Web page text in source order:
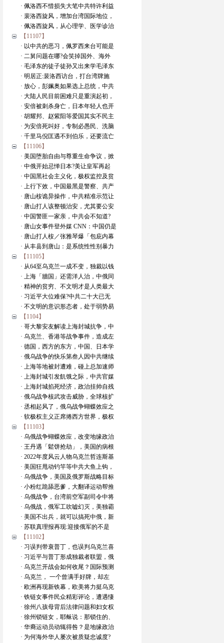
· 佩洛西不惜损失大笔中共特许利益
· 裴洛西旋风，增加台湾国际地位，
· 佩洛西旋风，从心理学、医学诊治
【11107】
· 以中共的恶习，佩罗西来台可能是
· 二舅问题在哪?会笑掉国外、海外
· 毛泽东的徒子徒孙又出来学毛泽东
· 明居正:裴洛西访台，打台湾牌施
· 放心，彭姵奥如果选上总统，中共
· 大陆人民目前困难只是重演起初，
· 安倍被刺杀身亡，日本年轻人也开
· 胡耀邦、赵紫阳等爱国其实不民主
· 为安倍死叫好，专制必愚民、洗脑
· 千里马倪匡遇不到伯乐，还要流亡
【11106】
· 美国堕胎自由与尊重生命争议，掀
· 中俄开始忌惮日本?美让皇军再起
· 中国黑社会主义化，极权监控及贫
· 上行下效，中国最黑是警察、共产
· 唐山桉诡异操作，中共精准示范让
· 唐山打人该整顿治安，尤其要公安
· 中国警匪一家亲，中共会不知道?
· 唐山女事件登外媒 CNN：中国仍是
· 唐山打人桉／张雅琴爆「包庇内幕
· 从丰县到唐山：是系统性性别暴力
【11105】
· 从64至乌克兰一成不变，独裁以钱
· 上海「牆国」还需洋人治，中俄同
· 精神的贫穷、不文明才是人类最大
· 习近平大位难保?中共二十大已无
· 不文明的意识形态者，处于弱势易
【1104】
· 哥大黎安友解读上海封城抗争，中
· 乌克兰、香港等战争事件，造成左
· 德国，西方的东方，中国、日本学
· 俄乌战争的快乐第叁人因中共继续
· 上海等地被封遭难，碰上总加速师
· 上海封城引发飢饿之际，中共官媒
· 上海封城掐死经济，政治挂帅自残
· 俄乌战争核武攻击威胁，全球核扩
· 丞相起风了，俄乌战争蝴蝶效应之
· 软极权主义正席捲西方世界，极权
【11103】
· 乌俄战争蝴蝶效应，改变地缘政治
· 王丹遇「鬆饼抢劫」，美国的病根
· 2022年度风云人物乌克兰哲连斯基
· 美国狂甩动钓竿等中共大鱼上钩，
· 乌俄战争，美国及俄罗斯战略目标
· 小粉红跪舔恶爹，大翻译运动帮推
· 乌俄战争，台湾前空军副司令中将
· 乌俄战，俄军工吹嘘幻灭，美独霸
· 美国不出兵，就可以搞死中俄，新
· 苏联真理报再现:迎接俄军的不是
【11102】
· 习误判带衰普丁，也误判乌克兰喜
· 习近平与普丁形成独裁者联盟，俄
· 乌克兰开战会如何收尾？国际预测
· 乌克兰， 一个曾满手好牌，却左
· 欧洲再现新铁幕，欧美将力挺乌克
· 铁链女事件民众精彩评论，遭遇悽
· 徐州八孩母背后法律问题和妇女权
· 徐州锁链女，耶稣说：那锁住的、
· 华裔运动员动辄得咎？是地缘政治
· 为何海外华人屡次被质疑忠诚度?